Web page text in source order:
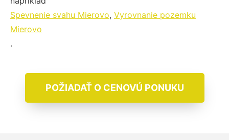
Spevnenie svahu Mierovo, Vyrovnanie pozemku
Mierovo
.
POŽIADAŤ O CENOVÚ PONUKU